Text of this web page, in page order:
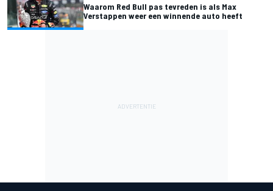
Waarom Red Bull pas tevreden is als Max
Verstappen weer een winnende auto heeft